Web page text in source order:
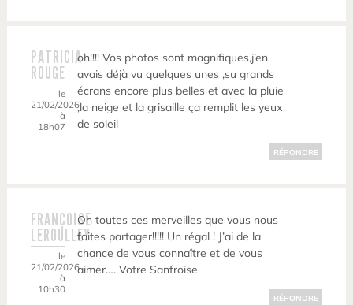
PATRICIA
ROUGE
le
21/02/2026
à
18h07
oh!!!! Vos photos sont magnifiques,j’en
avais déjà vu quelques unes ,su grands
écrans encore plus belles et avec la pluie
,la neige et la grisaille ça remplit les yeux
de soleil
RÉPONDRE
FRANÇOISE
LEROULLEY
le
21/02/2026
à
10h30
Oh toutes ces merveilles que vous nous
faites partager!!!!! Un régal ! J’ai de la
chance de vous connaître et de vous
aimer…. Votre Sanfroise
RÉPONDRE